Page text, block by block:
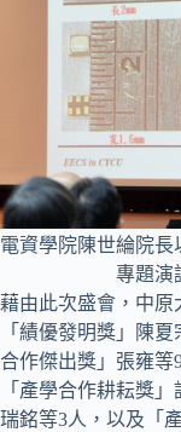
電資學院陳世綸院
專題演
藉由此次盛會，中原
「績優發明獎」陳
合作傑出獎」張雍等
「產學合作耕耘獎
瑞銘等3人，以及「